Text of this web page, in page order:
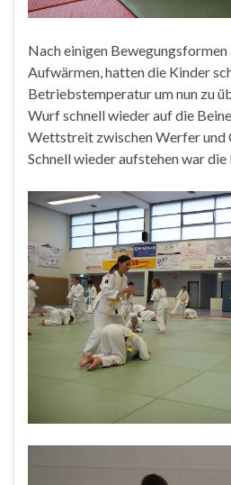
Nach einigen
Aufwärmen, hatten die Kinder
Betriebstemperatur um nun zu
Wurf schnell wieder auf die
Wettstreit zwischen Werfer und
Schnell wieder aufstehen war die